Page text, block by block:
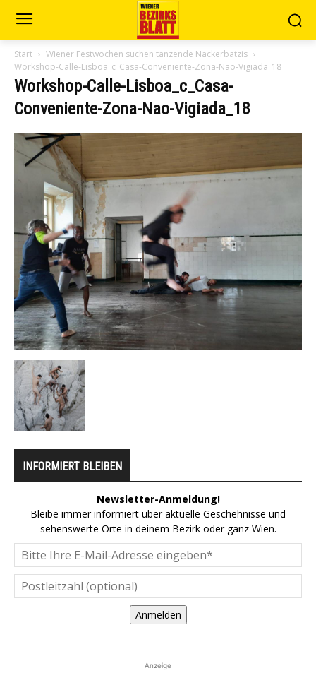
Start
Wiener Festwochen suchen tanzende Nackerbatzis
Workshop-Calle-Lisboa_c_Casa-Conveniente-Zona-Nao-Vigiada_18
Workshop-Calle-Lisboa_c_Casa-
Conveniente-Zona-Nao-Vigiada_18
INFORMIERT BLEIBEN
Newsletter-Anmeldung!
Bleibe immer informiert über aktuelle Geschehnisse und
sehenswerte Orte in deinem Bezirk oder ganz Wien.
Anmelden
Anzeige